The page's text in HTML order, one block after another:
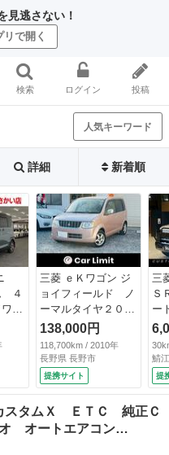
見逃さない！
リで開く
検索 ログイン 投稿
人気キーワード
詳細 新着順
４
ン
テ
ト
ン
ー
メ
電動
ー
ヒ
三菱 ｅＫワゴン ジ
ョイフィールド ノ
ーマルタイヤ２０２
５年製 ＥＴＣ フ
ルフラットシート
セキュリティアラー
ム 衝突安全ボデ
ィ キーレス 運転
席エアバッグ 助手
席エアバック エア
コン パワーステア
138,000円
118,700km / 2010年
長野県 長野市
提携サイト
三
Ｓ
ー
ｍ
Ｋ
ン
ダ
５
マ
鯖
提
スタムＸ ＥＴＣ 純正Ｃ
オ オートエアコン…